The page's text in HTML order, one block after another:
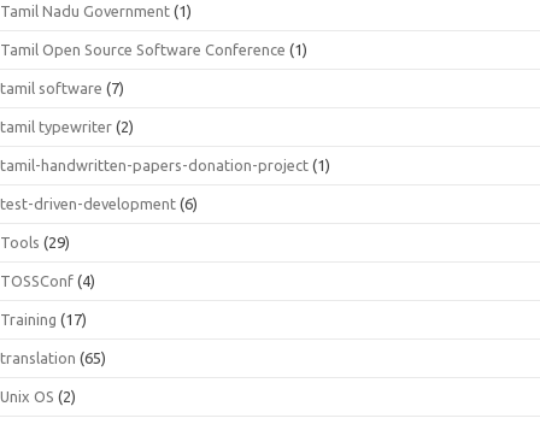
Tamil Nadu Government (1)
Tamil Open Source Software Conference (1)
tamil software (7)
tamil typewriter (2)
tamil-handwritten-papers-donation-project (1)
test-driven-development (6)
Tools (29)
TOSSConf (4)
Training (17)
translation (65)
Unix OS (2)